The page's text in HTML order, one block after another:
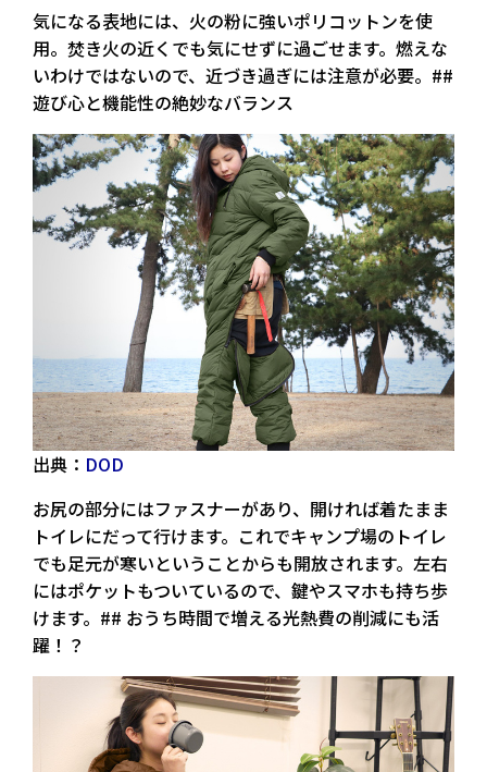
気になる表地には、火の粉に強いポリコットンを使
用。焚き火の近くでも気にせずに過ごせます。燃えな
いわけではないので、近づき過ぎには注意が必要。##
遊び心と機能性の絶妙なバランス
出典： DOD
お尻の部分にはファスナーがあり、開ければ着たまま
トイレにだって行けます。これでキャンプ場のトイレ
でも足元が寒いということからも開放されます。左右
にはポケットもついているので、鍵やスマホも持ち歩
けます。## おうち時間で増える光熱費の削減にも活
躍！？